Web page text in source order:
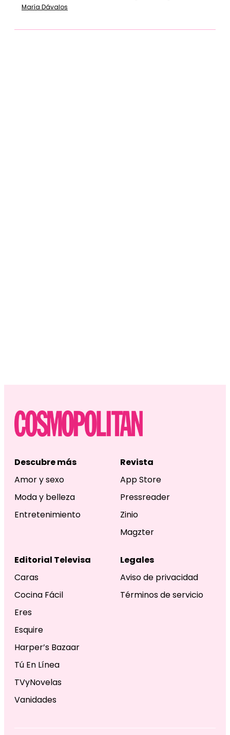
María Dávalos
Descubre más
Amor y sexo
Moda y belleza
Entretenimiento
Revista
App Store
Pressreader
Zinio
Magzter
Editorial Televisa
Caras
Cocina Fácil
Eres
Esquire
Harper’s Bazaar
Tú En Línea
TVyNovelas
Vanidades
Legales
Aviso de privacidad
Términos de servicio